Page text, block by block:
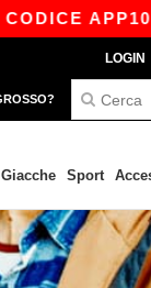
APP10 –
LOGIN
Sport